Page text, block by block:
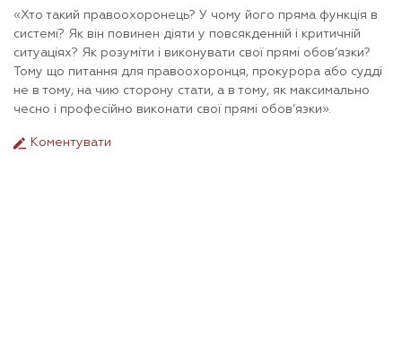
«Хто такий правоохоронець? У чому його пряма функція в
системі? Як він повинен діяти у повсякденній і критичній
ситуаціях? Як розуміти і виконувати свої прямі обов’язки?
Тому що питання для правоохоронця, прокурора або судді
не в тому, на чию сторону стати, а в тому, як максимально
чесно і професійно виконати свої прямі обов’язки».
Коментувати